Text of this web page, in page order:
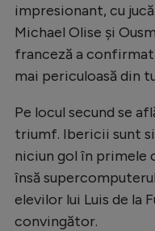
impresionant, cu
Michael Olise și
franceză a
mai periculoasă din
Pe locul secund se
triumf. Ibericii sunt
niciun gol în
însă
elevilor lui Luis de la
convingător.